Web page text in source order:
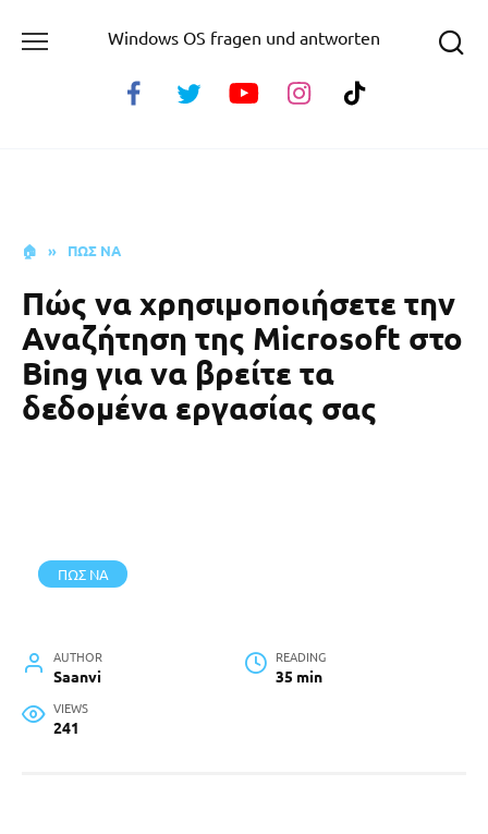
Windows OS fragen und antworten
🏠 » ΠΩΣ ΝΑ
Πώς να χρησιμοποιήσετε την
Αναζήτηση της Microsoft στο
Bing για να βρείτε τα
δεδομένα εργασίας σας
ΠΩΣ ΝΑ
AUTHOR
Saanvi
READING
35 min
VIEWS
241